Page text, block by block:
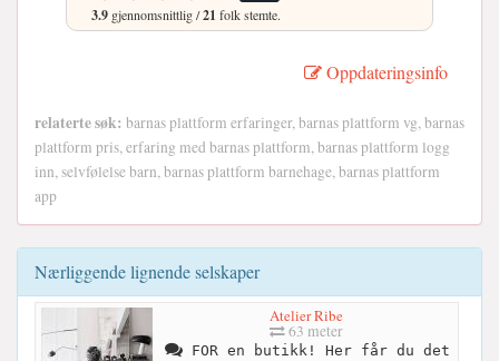
3.9 gjennomsnittlig /21 folk stemte.
Oppdateringsinfo
relaterte søk: barnas plattform erfaringer, barnas plattform vg, barnas
plattform pris, erfaring med barnas plattform, barnas plattform logg
inn, selvfølelse barn, barnas plattform barnehage, barnas plattform
app
Nærliggende lignende selskaper
Atelier Ribe
63 meter
FOR en butikk! Her får du det